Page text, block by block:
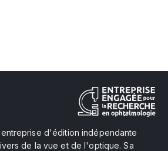
d'édition indépendante
de la vue et de l'optique. Sa